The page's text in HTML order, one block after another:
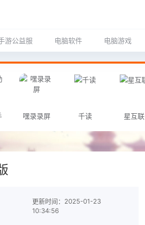
游公益服 电脑软件 电脑游戏
嘿录录屏 千读 星互联
更新时间：2025-01-23
10:34:56